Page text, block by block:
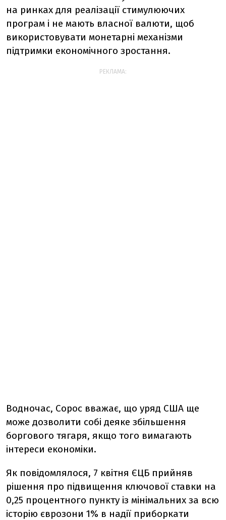
на ринках для реалізації стимулюючих
програм і не мають власної валюти, щоб
використовувати монетарні механізми
підтримки економічного зростання.
РЕКЛАМА:
Водночас, Сорос вважає, що уряд США ще
може дозволити собі деяке збільшення
боргового тягаря, якщо того вимагають
інтереси економіки.
Як повідомлялося, 7 квітня ЄЦБ прийняв
рішення про підвищення ключової ставки на
0,25 процентного пункту із мінімальних за всю
історію єврозони 1% в надії приборкати